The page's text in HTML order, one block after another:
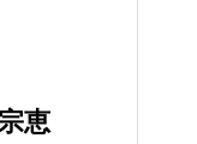
恵